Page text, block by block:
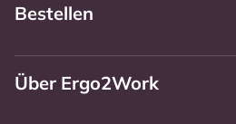
Bestellen
Über Ergo2Work